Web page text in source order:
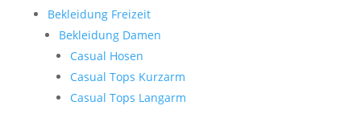
Bekleidung Freizeit
Bekleidung Damen
Casual Hosen
Casual Tops Kurzarm
Casual Tops Langarm